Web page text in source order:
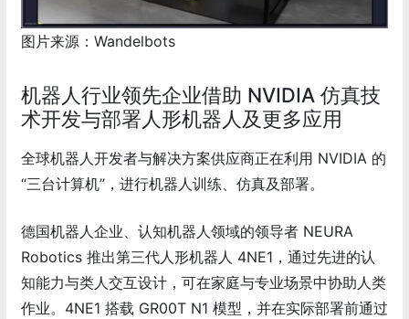
图片来源：Wandelbots
机器人行业领先企业借助 NVIDIA 仿真技
术开发与部署人形机器人及更多应用
全球机器人开发者与解决方案供应商正在利用 NVIDIA 的
“三台计算机”，进行机器人训练、仿真及部署。
德国机器人企业、认知机器人领域的领导者 NEURA
Robotics 推出第三代人形机器人 4NE1，通过先进的认
知能力与类人交互设计，可在家庭与专业场景中协助人类
作业。4NE1 搭载 GR00T N1 模型，并在实际部署前通过